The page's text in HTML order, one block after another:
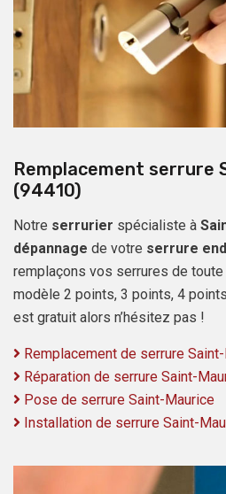
Remplacement serrure
(94410)
Notre serrurier spécialiste à
dépannage de votre serrure
remplaçons vos serrures de
modèle 2 points, 3 points, 4
est gratuit alors n’hésitez pas !
Remplacement de serrure
Réparation de serrure Saint-
Pose de serrure Saint-Maurice
Installation de serrure Saint-